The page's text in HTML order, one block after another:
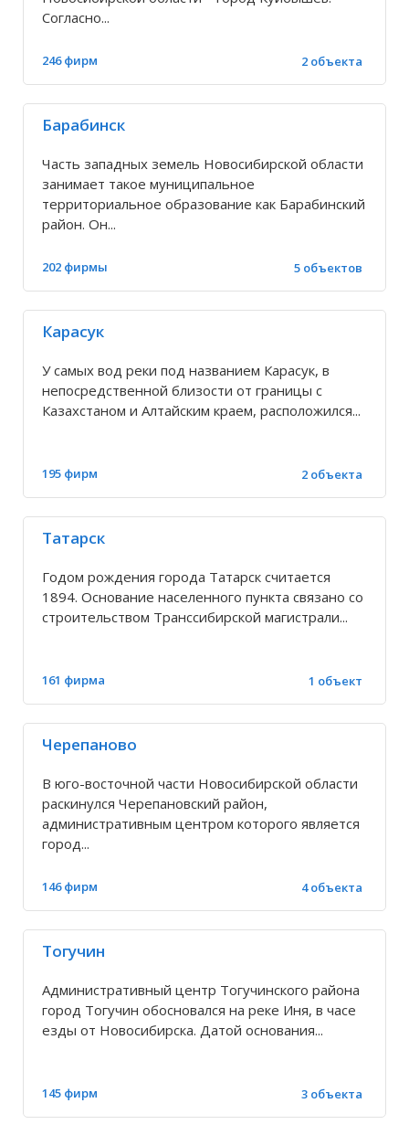
Верх-Каргат
Верх-Коен
Верх-Сузун
Верх-Тула
Верх-Урюм
Верх-Чик
Веселовское
Витаминка
Вознесенка (Баганский район)
Восход
Вьюны
Горный
Гусиный Брод
Двуречье
Довольное
Дубровино
Согласно...
246 фирм 2 объекта
Барабинск
Часть западных земель Новосибирской области
занимает такое муниципальное
территориальное образование как Барабинский
район. Он...
202 фирмы 5 объектов
Карасук
У самых вод реки под названием Карасук, в
непосредственной близости от границы с
Казахстаном и Алтайским краем, расположился...
195 фирм 2 объекта
Татарск
Годом рождения города Татарск считается
1894. Основание населенного пункта связано со
строительством Транссибирской магистрали...
161 фирма 1 объект
Черепаново
В юго-восточной части Новосибирской области
раскинулся Черепановский район,
административным центром которого является
город...
146 фирм 4 объекта
Тогучин
Административный центр Тогучинского района
город Тогучин обосновался на реке Иня, в часе
езды от Новосибирска. Датой основания...
145 фирм 3 объекта